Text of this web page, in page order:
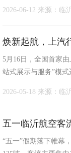
2026-06-12 来源：临
焕新起航，上汽
5月16日，全国首家
站式展示与服务”模
2026-05-18 来源：临
五一临沂航空客
“五一”假期落下帷幕